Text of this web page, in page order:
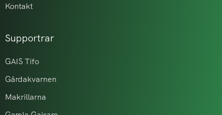
Kontakt
Supportrar
GAIS Tifo
Gårdakvarnen
Makrillarna